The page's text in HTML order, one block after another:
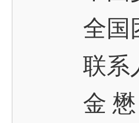
全国团
联系
金 懋